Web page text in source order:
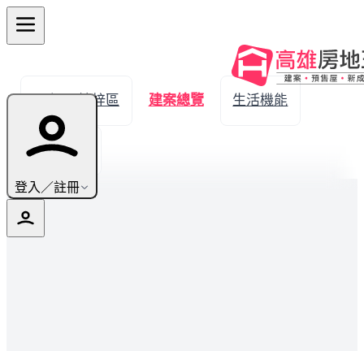
登入／註冊
← 返回楠梓區 建案總覽 生活機能
實價登錄